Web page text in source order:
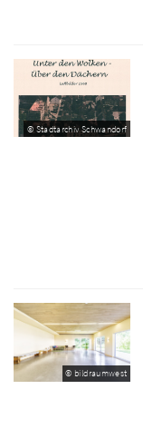
© Stadtarchiv Schwandorf
© bildraumwest